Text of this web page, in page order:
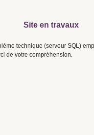
Site en travaux
technique (serveur SQL)
de votre compréhension.